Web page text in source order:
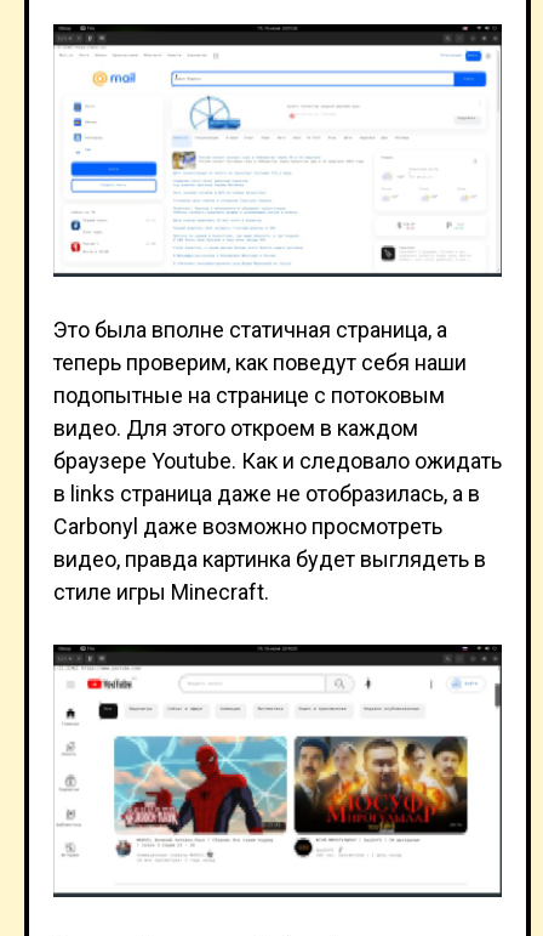
Это была вполне статичная страница, а
теперь проверим, как поведут себя наши
подопытные на странице с потоковым
видео. Для этого откроем в каждом
браузере Youtube. Как и следовало ожидать
в links страница даже не отобразилась, а в
Carbonyl даже возможно просмотреть
видео, правда картинка будет выглядеть в
стиле игры Minecraft.